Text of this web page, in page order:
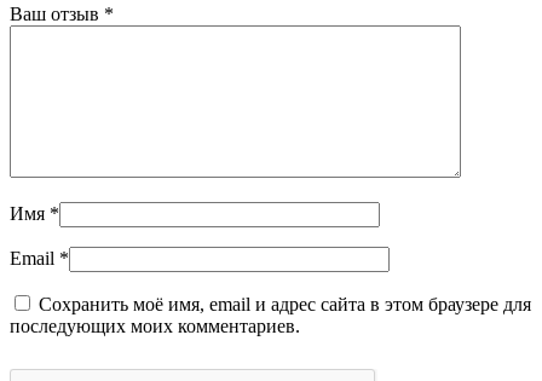
Ваш отзыв *
Имя *
Email *
Сохранить моё имя, email и адрес сайта в этом браузере для
последующих моих комментариев.